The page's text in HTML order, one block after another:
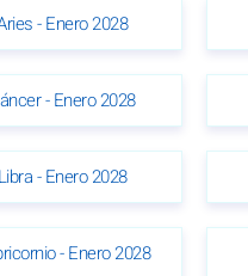
- Enero 2028
- Enero 2028
- Enero 2028
- Enero 2028